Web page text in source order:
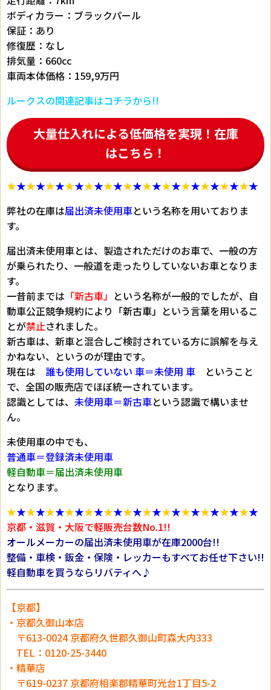
ボディカラー：ブラックパール
保証：あり
修復歴：なし
排気量：660cc
車両本体価格：159,9万円
ルークスの関連記事はコチラから!!
大量仕入れによる低価格を実現！在庫
はこちら！
★★★★★★★★★★★★★★★★★★★★★★★★★★
弊社の在庫は届出済未使用車という名称を用いておりま
す。
届出済未使用車とは、製造されただけのお車で、一般の方
が乗られたり、一般道を走ったりしていないお車となりま
す。
一昔前までは 「新古車」 という名称が一般的でしたが、自
動車公正競争規約により 「新古車」 という言葉を用いるこ
とが禁止されました。
新古車は、新車と混合しご検討されている方に誤解を与え
かねない、というのが理由です。
現在は 誰も使用していない 車＝未使用 車 ということ
で、全国の販売店でほぼ統一されています。
認識としては、 未使用車＝新古車という認識で構いませ
ん。
未使用車の中でも、
普通車＝登録済未使用車
軽自動車＝届出済未使用車
となります。
★★★★★★★★★★★★★★★★★★★★★★★★★★
京都・滋賀・大阪で軽販売台数No.1!!
オールメーカーの届出済未使用車が在庫2000台!!
整備・車検・鈑金・保険・レッカーもすべてお任せ下さい!!
軽自動車を買うならリバティへ♪
【京都】
・京都久御山本店
〒613-0024 京都府久世郡久御山町森大内333
TEL：0120-25-3440
・精華店
〒619-0237 京都府相楽郡精華町光台1丁目5-2